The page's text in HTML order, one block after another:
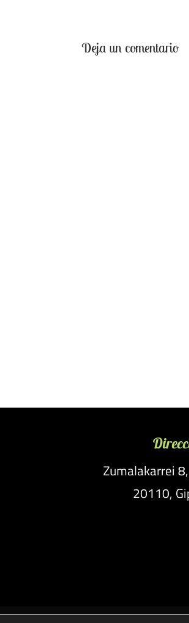
Deja un comentario
Zumalakarrei
20110,